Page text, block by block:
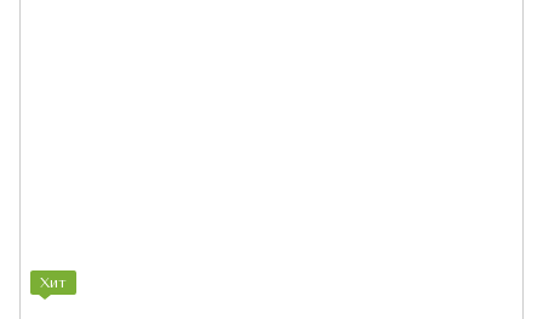
Хит